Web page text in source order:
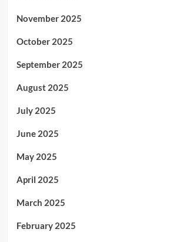
November 2025
October 2025
September 2025
August 2025
July 2025
June 2025
May 2025
April 2025
March 2025
February 2025